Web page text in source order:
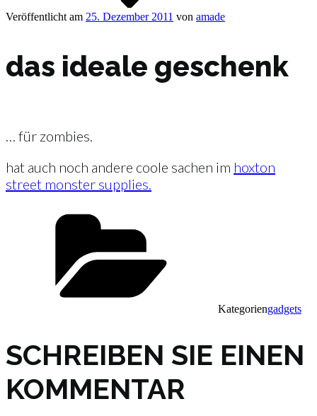
Veröffentlicht am 25. Dezember 2011 von amade
das ideale geschenk
… für zombies.
hat auch noch andere coole sachen im hoxton
street monster supplies.
Kategoriengadgets
SCHREIBEN SIE EINEN
KOMMENTAR